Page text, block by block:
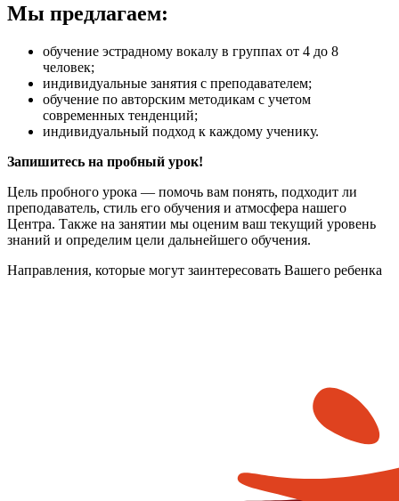
Мы предлагаем:
обучение эстрадному вокалу в группах от 4 до 8
человек;
индивидуальные занятия с преподавателем;
обучение по авторским методикам с учетом
современных тенденций;
индивидуальный подход к каждому ученику.
Запишитесь на пробный урок!
Цель пробного урока — помочь вам понять, подходит ли
преподаватель, стиль его обучения и атмосфера нашего
Центра. Также на занятии мы оценим ваш текущий уровень
знаний и определим цели дальнейшего обучения.
Направления, которые могут заинтересовать Вашего ребенка